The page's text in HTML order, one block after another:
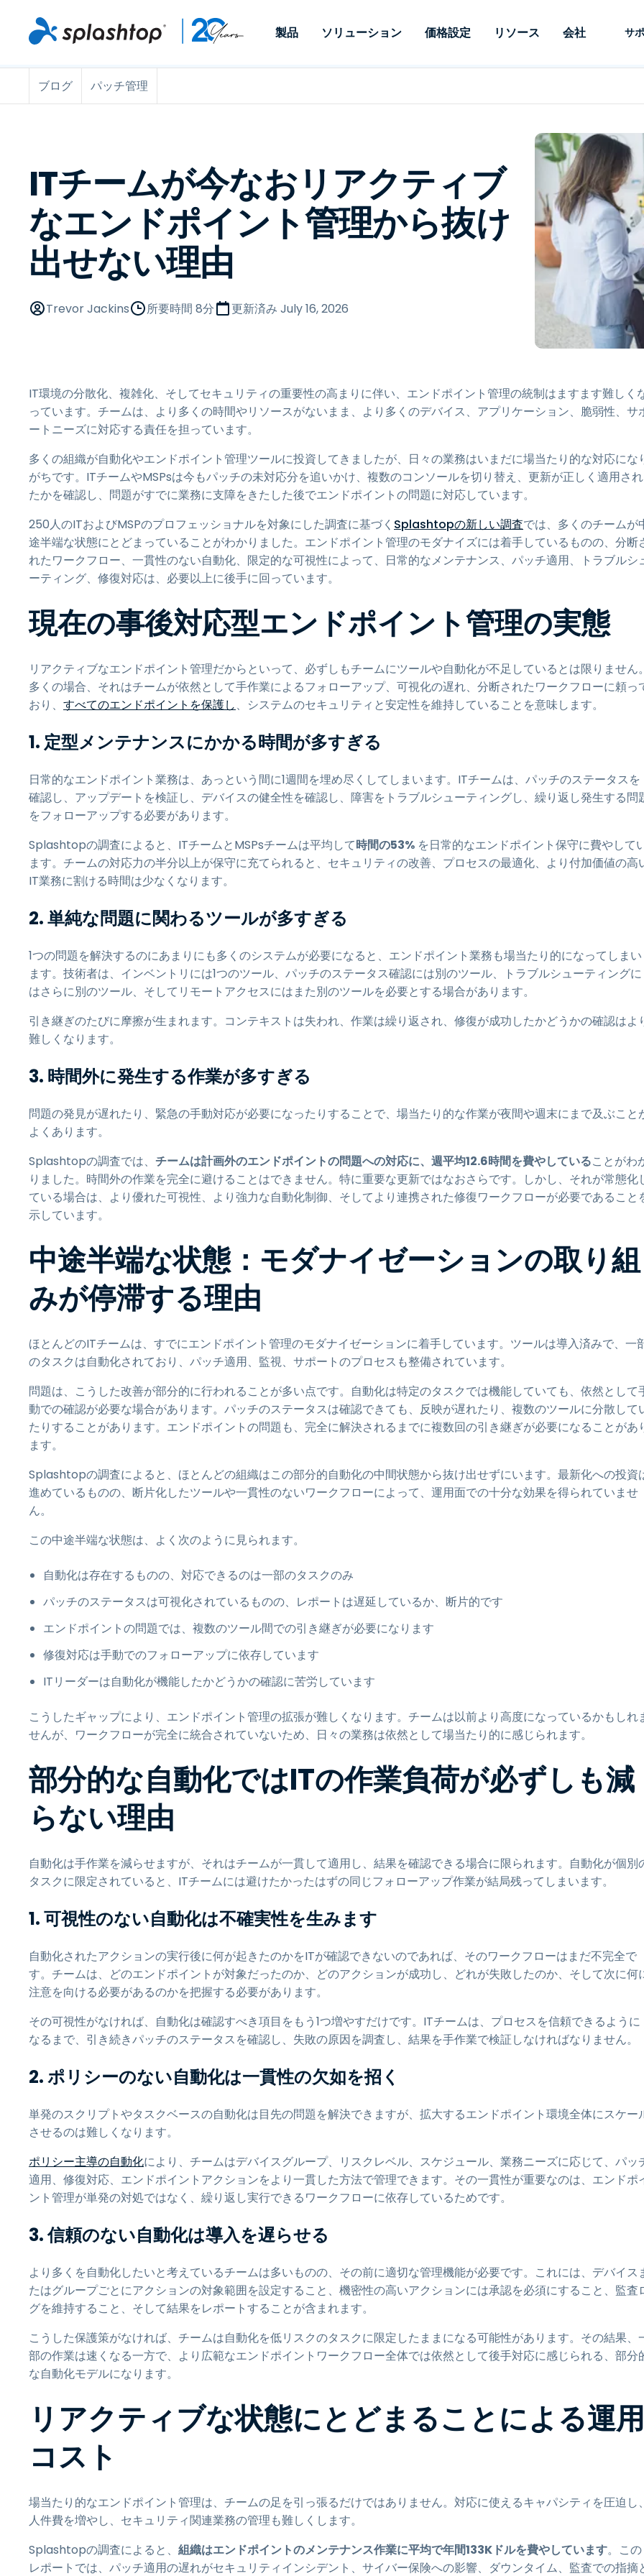
製品
Remote Access
す。
チ管理はアドオンとして利
用できます。オンプレミス
オプションが利用可能で
す。
用、自動化、完全な可視性
と制御を提供し、ITプロフ
ェッショナルがデバイスを
リモートで監視、管理、保
護できるようにします。
レードのリモ
とリモートサ
プレミスオプ
可能です。
ソリューション
エンドポイント管理とセキュ
リティ
MSP
OEM
Intuneをさらに強力に
リスクとコンプライアンス
RDP/VPNの代替製品
VDI/DaaSの代替製品
エンドポイントセキュリティ
く
メディア
ント
医療
小売り
政府およ
アーキテ
財務・会
すべての
価格設定 リソース
リモートアクセス
リモート学習
すべてのユースケースを見る
データシート
デモ動画
ウェビナー
メディア
ント
MSP
小売り
テクノロ
すべての
会社
イベント
お問い合わせ
顧客
サ
システ
ブログ パッチ管理
ITチームが今なおリアクティブ
なエンドポイント管理から抜け
出せない理由
Trevor Jackins 所要時間 8分 更新済み July 16, 2026
IT環境の分散化、複雑化、そしてセキュリティの重要性の高まりに伴い、エンドポイント管理の統制はますます難しく
っています。チームは、より多くの時間やリソースがないまま、より多くのデバイス、アプリケーション、脆弱性、サ
ートニーズに対応する責任を担っています。
多くの組織が自動化やエンドポイント管理ツールに投資してきましたが、日々の業務はいまだに場当たり的な対応にな
がちです。ITチームやMSPsは今もパッチの未対応分を追いかけ、複数のコンソールを切り替え、更新が正しく適用され
たかを確認し、問題がすでに業務に支障をきたした後でエンドポイントの問題に対応しています。
250人のITおよびMSPのプロフェッショナルを対象にした調査に基づく Splashtopの新しい調査では、多くのチームが
途半端な状態にとどまっていることがわかりました。エンドポイント管理のモダナイズには着手しているものの、分断
れたワークフロー、一貫性のない自動化、限定的な可視性によって、日常的なメンテナンス、パッチ適用、トラブルシ
ーティング、修復対応は、必要以上に後手に回っています。
現在の事後対応型エンドポイント管理の実態
リアクティブなエンドポイント管理だからといって、必ずしもチームにツールや自動化が不足しているとは限りません
多くの場合、それはチームが依然として手作業によるフォローアップ、可視化の遅れ、分断されたワークフローに頼っ
おり、 すべてのエンドポイントを保護し、システムのセキュリティと安定性を維持していることを意味します。
1. 定型メンテナンスにかかる時間が多すぎる
日常的なエンドポイント業務は、あっという間に1週間を埋め尽くしてしまいます。ITチームは、パッチのステータスを
確認し、アップデートを検証し、デバイスの健全性を確認し、障害をトラブルシューティングし、繰り返し発生する問
をフォローアップする必要があります。
Splashtopの調査によると、ITチームとMSPsチームは平均して時間の53% を日常的なエンドポイント保守に費やして
ます。チームの対応力の半分以上が保守に充てられると、セキュリティの改善、プロセスの最適化、より付加価値の高
IT業務に割ける時間は少なくなります。
2. 単純な問題に関わるツールが多すぎる
1つの問題を解決するのにあまりにも多くのシステムが必要になると、エンドポイント業務も場当たり的になってしまい
ます。技術者は、インベントリには1つのツール、パッチのステータス確認には別のツール、トラブルシューティングに
はさらに別のツール、そしてリモートアクセスにはまた別のツールを必要とする場合があります。
引き継ぎのたびに摩擦が生まれます。コンテキストは失われ、作業は繰り返され、修復が成功したかどうかの確認はよ
難しくなります。
3. 時間外に発生する作業が多すぎる
問題の発見が遅れたり、緊急の手動対応が必要になったりすることで、場当たり的な作業が夜間や週末にまで及ぶこと
よくあります。
Splashtopの調査では、 チームは計画外のエンドポイントの問題への対応に、週平均12.6時間を費やしていることがわ
りました。時間外の作業を完全に避けることはできません。特に重要な更新ではなおさらです。しかし、それが常態化
ている場合は、より優れた可視性、より強力な自動化制御、そしてより連携された修復ワークフローが必要であること
示しています。
中途半端な状態：モダナイゼーションの取り組
みが停滞する理由
ほとんどのITチームは、すでにエンドポイント管理のモダナイゼーションに着手しています。ツールは導入済みで、一
のタスクは自動化されており、パッチ適用、監視、サポートのプロセスも整備されています。
問題は、こうした改善が部分的に行われることが多い点です。自動化は特定のタスクでは機能していても、依然として
動での確認が必要な場合があります。パッチのステータスは確認できても、反映が遅れたり、複数のツールに分散して
たりすることがあります。エンドポイントの問題も、完全に解決されるまでに複数回の引き継ぎが必要になることがあ
ます。
Splashtopの調査によると、ほとんどの組織はこの部分的自動化の中間状態から抜け出せずにいます。最新化への投資
進めているものの、断片化したツールや一貫性のないワークフローによって、運用面での十分な効果を得られていませ
ん。
この中途半端な状態は、よく次のように見られます。
自動化は存在するものの、対応できるのは一部のタスクのみ
パッチのステータスは可視化されているものの、レポートは遅延しているか、断片的です
エンドポイントの問題では、複数のツール間での引き継ぎが必要になります
修復対応は手動でのフォローアップに依存しています
ITリーダーは自動化が機能したかどうかの確認に苦労しています
こうしたギャップにより、エンドポイント管理の拡張が難しくなります。チームは以前より高度になっているかもしれ
せんが、ワークフローが完全に統合されていないため、日々の業務は依然として場当たり的に感じられます。
部分的な自動化ではITの作業負荷が必ずしも減
らない理由
自動化は手作業を減らせますが、それはチームが一貫して適用し、結果を確認できる場合に限られます。自動化が個別
タスクに限定されていると、ITチームには避けたかったはずの同じフォローアップ作業が結局残ってしまいます。
1. 可視性のない自動化は不確実性を生みます
自動化されたアクションの実行後に何が起きたのかをITが確認できないのであれば、そのワークフローはまだ不完全で
す。チームは、どのエンドポイントが対象だったのか、どのアクションが成功し、どれが失敗したのか、そして次に何
注意を向ける必要があるのかを把握する必要があります。
その可視性がなければ、自動化は確認すべき項目をもう1つ増やすだけです。ITチームは、プロセスを信頼できるように
なるまで、引き続きパッチのステータスを確認し、失敗の原因を調査し、結果を手作業で検証しなければなりません。
2. ポリシーのない自動化は一貫性の欠如を招く
単発のスクリプトやタスクベースの自動化は目先の問題を解決できますが、拡大するエンドポイント環境全体にスケー
させるのは難しくなります。
ポリシー主導の自動化により、チームはデバイスグループ、リスクレベル、スケジュール、業務ニーズに応じて、パッ
適用、修復対応、エンドポイントアクションをより一貫した方法で管理できます。その一貫性が重要なのは、エンドポ
ント管理が単発の対処ではなく、繰り返し実行できるワークフローに依存しているためです。
3. 信頼のない自動化は導入を遅らせる
より多くを自動化したいと考えているチームは多いものの、その前に適切な管理機能が必要です。これには、デバイス
たはグループごとにアクションの対象範囲を設定すること、機密性の高いアクションには承認を必須にすること、監査
グを維持すること、そして結果をレポートすることが含まれます。
こうした保護策がなければ、チームは自動化を低リスクのタスクに限定したままになる可能性があります。その結果、
部の作業は速くなる一方で、より広範なエンドポイントワークフロー全体では依然として後手対応に感じられる、部分
な自動化モデルになります。
リアクティブな状態にとどまることによる運用
コスト
場当たり的なエンドポイント管理は、チームの足を引っ張るだけではありません。対応に使えるキャパシティを圧迫し
人件費を増やし、セキュリティ関連業務の管理も難しくします。
Splashtopの調査によると、 組織はエンドポイントのメンテナンス作業に平均で年間133Kドルを費やしています。この
レポートでは、パッチ適用の遅れがセキュリティインシデント、サイバー保険への影響、ダウンタイム、監査での指摘